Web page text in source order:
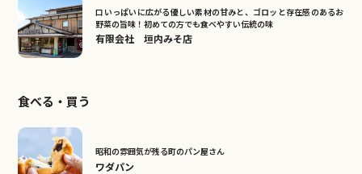
口いっぱいに広がる優しい素材の甘みと、ゴロッと存在感のあるお
野菜の旨味！初めての方でも食べやすい伝統の味
有限会社 垣内みそ店
食べる・買う
昭和の雰囲気が残る町のパン屋さん
ワダパン